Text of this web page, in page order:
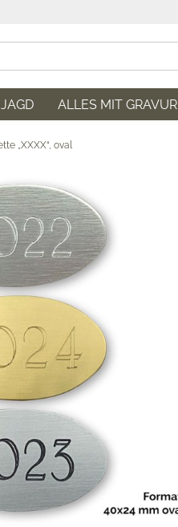
ALLES MIT GRAVUR
„XXXX“, oval